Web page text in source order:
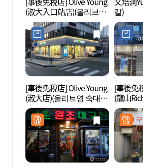
(淑大入口站店)(올리브영
숙대입구역점)
칼)
[事後免稅店] Olive Young
(淑大店)(올리브영 숙대
점)
[事後免
(龍山
영 용산